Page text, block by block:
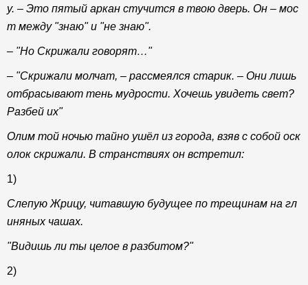
у. – Это пятый аркан стучится в твою дверь. Он – мос
т между "знаю" и "не знаю".
– "Но Скрижали говорят…"
– "Скрижали молчат, – рассмеялся старик. – Они лишь
отбрасывают тень мудрости. Хочешь увидеть свет?
Разбей их"
Олим той ночью тайно ушёл из города, взяв с собой оск
олок скрижали. В странствиях он встретил:
1)
Слепую Жрицу, читавшую будущее по трещинам на гл
иняных чашах.
"Видишь ли ты целое в разбитом?"
2)